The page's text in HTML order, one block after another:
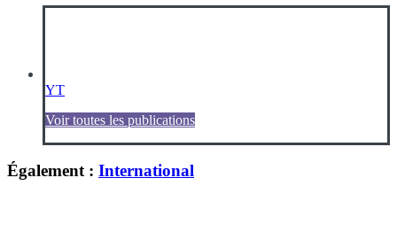
YT
Voir toutes les publications
Également : International